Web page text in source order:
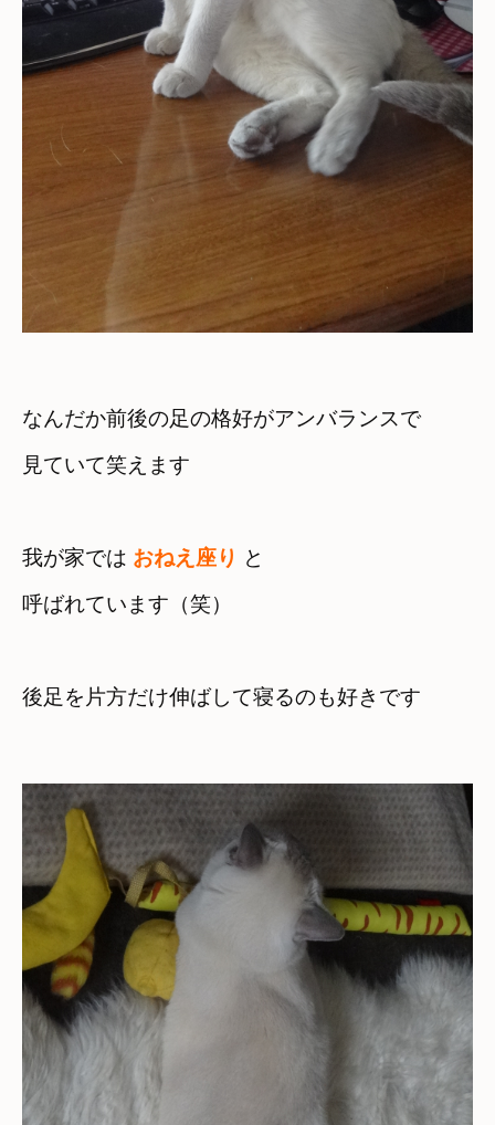
なんだか前後の足の格好がアンバランスで
見ていて笑えます
我が家では おねえ座り と
呼ばれています（笑）
後足を片方だけ伸ばして寝るのも好きです